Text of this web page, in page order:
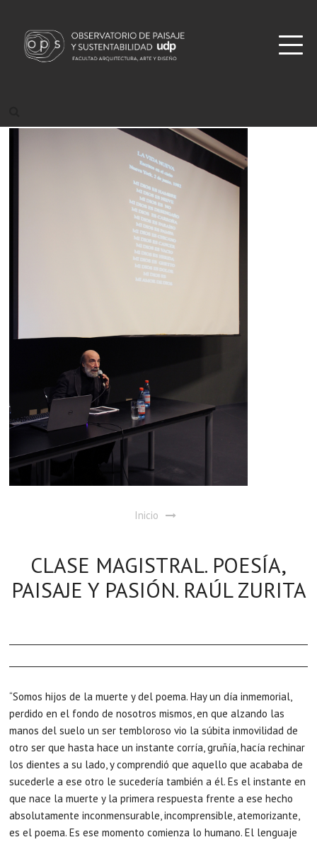
Inicio
CLASE MAGISTRAL. POESÍA,
PAISAJE Y PASIÓN. RAÚL ZURITA
“Somos hijos de la muerte y del poema. Hay un día inmemorial,
perdido en el fondo de nosotros mismos, en que alzando las
manos del suelo un ser tembloroso vio la súbita inmovilidad de
otro ser que hasta hace un instante corría, gruñía, hacía rechinar
los dientes a su lado, y comprendió que aquello que acababa de
sucederle a ese otro le sucedería también a él. Es el instante en
que nace la muerte y la primera respuesta frente a ese hecho
absolutamente inconmensurable, incomprensible, atemorizante,
es el poema. Es ese momento comienza lo humano. El lenguaje